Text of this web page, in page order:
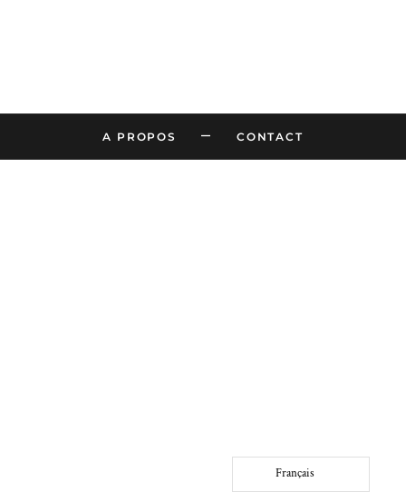
A PROPOS – CONTACT
Français